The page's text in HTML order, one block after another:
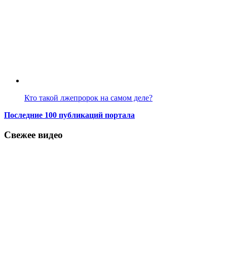
Кто такой лжепророк на самом деле?
Последние 100 публикаций портала
Свежее видео